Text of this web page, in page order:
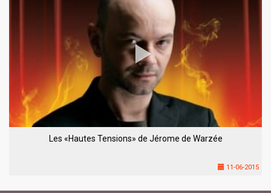
Les «Hautes Tensions» de Jérome de Warzée
11-06-2015